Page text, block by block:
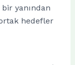
yanından
hedefler